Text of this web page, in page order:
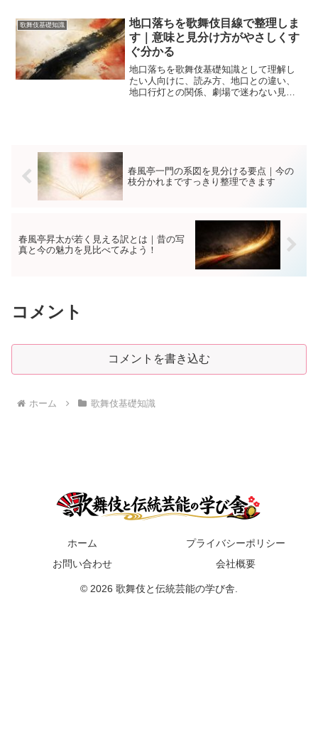
き間の面白さ、初見向けの一席選びまで
見通せます。
歌舞伎基礎知識
地口落ちを歌舞伎目線で整理しま
す｜意味と見分け方がやさしくす
ぐ分かる
地口落ちを歌舞伎基礎知識として理解し
たい人向けに、読み方、地口との違い、
地口行灯との関係、劇場で迷わない見分
春風亭一門の系図を見分ける要点｜今の
枝分かれまですっきり整理できます
春風亭昇太が若く見える訳とは｜昔の写
真と今の魅力を見比べてみよう！
コメント
コメントを書き込む
ホーム 歌舞伎基礎知識
ホーム
プライバシーポリシー
お問い合わせ
会社概要
© 2026 歌舞伎と伝統芸能の学び舎.